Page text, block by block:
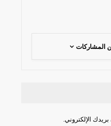
المشاركات
الإلكتروني.